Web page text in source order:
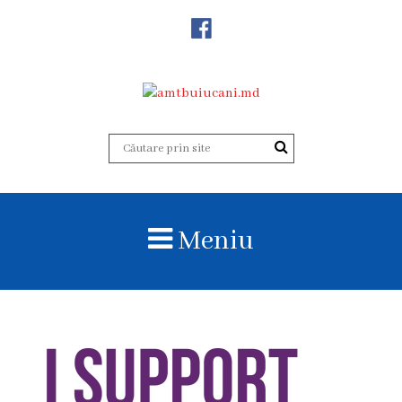
Acreditare
administrativă
Centrul
Consultativ
Meniu